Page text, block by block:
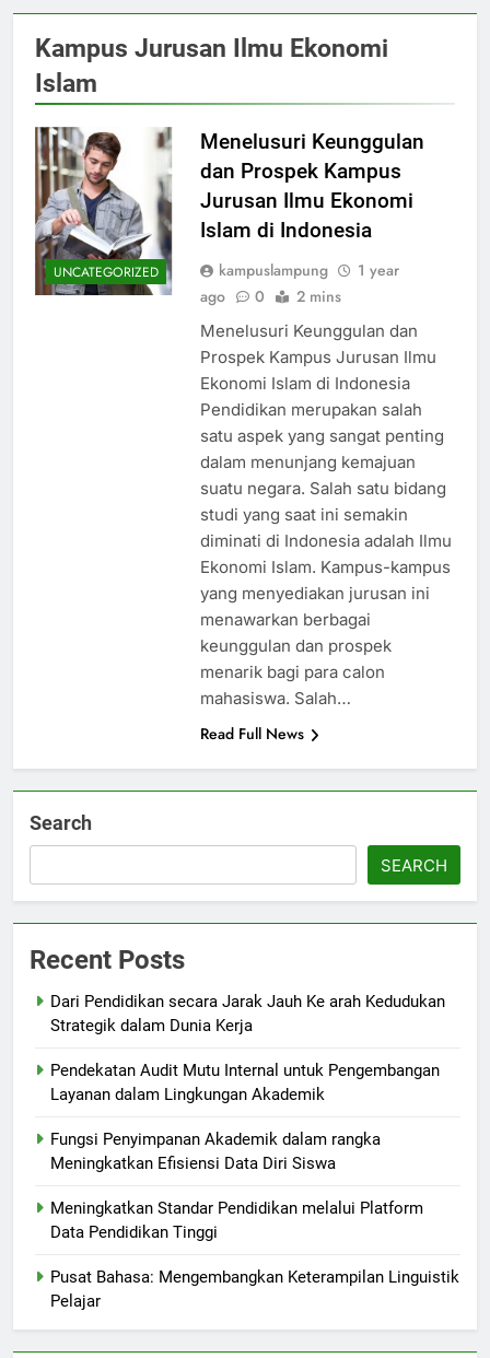
Kampus Jurusan Ilmu Ekonomi
Islam
UNCATEGORIZED
Menelusuri Keunggulan
dan Prospek Kampus
Jurusan Ilmu Ekonomi
Islam di Indonesia
kampuslampung
1 year
ago
0 2 mins
Menelusuri Keunggulan dan
Prospek Kampus Jurusan Ilmu
Ekonomi Islam di Indonesia
Pendidikan merupakan salah
satu aspek yang sangat penting
dalam menunjang kemajuan
suatu negara. Salah satu bidang
studi yang saat ini semakin
diminati di Indonesia adalah Ilmu
Ekonomi Islam. Kampus-kampus
yang menyediakan jurusan ini
menawarkan berbagai
keunggulan dan prospek
menarik bagi para calon
mahasiswa. Salah…
Read Full News
Search
SEARCH
Recent Posts
Dari Pendidikan secara Jarak Jauh Ke arah Kedudukan
Strategik dalam Dunia Kerja
Pendekatan Audit Mutu Internal untuk Pengembangan
Layanan dalam Lingkungan Akademik
Fungsi Penyimpanan Akademik dalam rangka
Meningkatkan Efisiensi Data Diri Siswa
Meningkatkan Standar Pendidikan melalui Platform
Data Pendidikan Tinggi
Pusat Bahasa: Mengembangkan Keterampilan Linguistik
Pelajar